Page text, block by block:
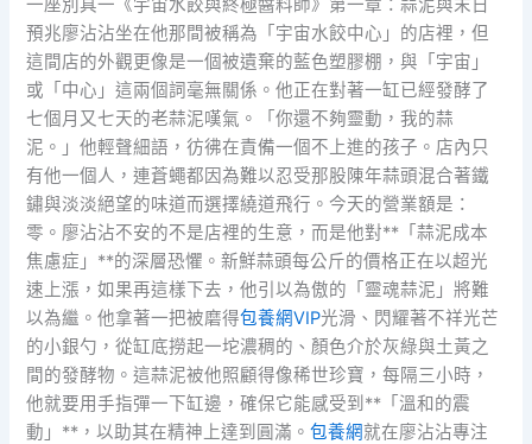
預兆廖沾沾坐在他那間被稱為「宇宙水餃中心」的店裡，但
這間店的外觀更像是一個被遺棄的藍色塑膠棚，與「宇宙」
或「中心」這兩個詞毫無關係。他正在對著一缸已經發酵了
七個月又七天的老蒜泥嘆氣。「你還不夠靈動，我的蒜
泥。」他輕聲細語，彷彿在責備一個不上進的孩子。店內只
有他一個人，連蒼蠅都因為難以忍受那股陳年蒜頭混合著鐵
鏽與淡淡絕望的味道而選擇繞道飛行。今天的營業額是：
零。廖沾沾不安的不是店裡的生意，而是他對**「蒜泥成本
焦慮症」**的深層恐懼。新鮮蒜頭每公斤的價格正在以超光
速上漲，如果再這樣下去，他引以為傲的「靈魂蒜泥」將難
以為繼。他拿著一把被磨得包養網VIP光滑、閃耀著不祥光芒
的小銀勺，從缸底撈起一坨濃稠的、顏色介於灰綠與土黃之
間的發酵物。這蒜泥被他照顧得像稀世珍寶，每隔三小時，
他就要用手指彈一下缸邊，確保它能感受到**「溫和的震
動」**，以助其在精神上達到圓滿。包養網就在廖沾沾專注